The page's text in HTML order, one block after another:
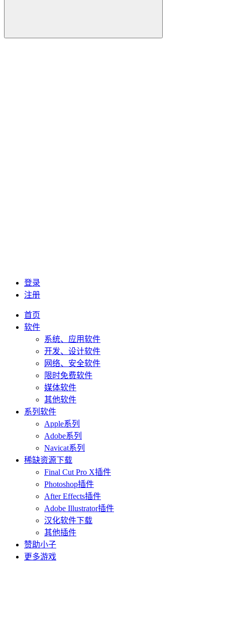
登录
注册
首页
软件
系统、应用软件
开发、设计软件
网络、安全软件
限时免费软件
媒体软件
其他软件
系列软件
Apple系列
Adobe系列
Navicat系列
稀缺资源下载
Final Cut Pro X插件
Photoshop插件
After Effects插件
Adobe Illustrator插件
汉化软件下载
其他插件
赞助小子
更多游戏